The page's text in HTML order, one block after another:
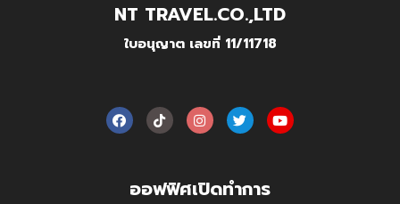
NT TRAVEL.CO.,LTD
ใบอนุญาต เลขที่ 11/11718
ออฟฟิศเปิดทำการ